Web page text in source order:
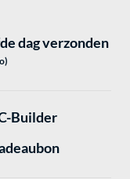
dag verzonden
Builder